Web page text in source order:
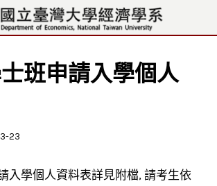
班申請入學個人
23
入學個人資料表詳見附檔, 請考生依